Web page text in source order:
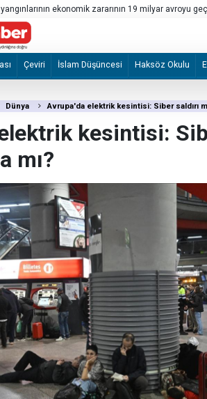
ekonomik zararının 19 milyar avroyu
Çeviri İslam Düşüncesi Haksöz Okulu
Dünya Avrupa'da elektrik kesintisi: Siber saldırı
kesintisi:
mı?